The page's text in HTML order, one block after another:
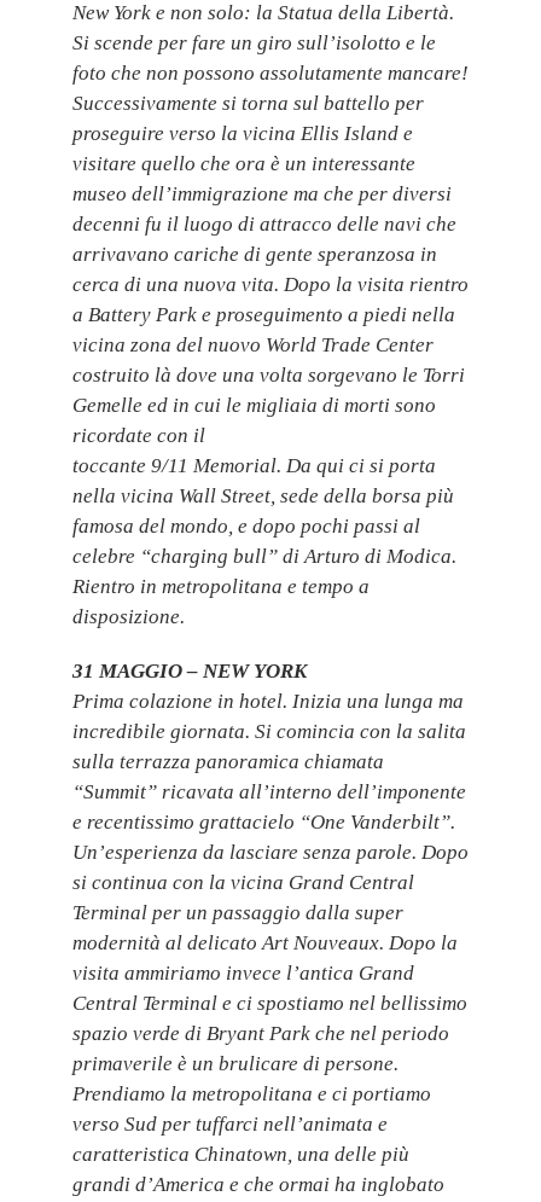
New York e non solo: la Statua della Libertà.
Si scende per fare un giro sull’isolotto e le
foto che non possono assolutamente mancare!
Successivamente si torna sul battello per
proseguire verso la vicina Ellis Island e
visitare quello che ora è un interessante
museo dell’immigrazione ma che per diversi
decenni fu il luogo di attracco delle navi che
arrivavano cariche di gente speranzosa in
cerca di una nuova vita. Dopo la visita rientro
a Battery Park e proseguimento a piedi nella
vicina zona del nuovo World Trade Center
costruito là dove una volta sorgevano le Torri
Gemelle ed in cui le migliaia di morti sono
ricordate con il
toccante 9/11 Memorial. Da qui ci si porta
nella vicina Wall Street, sede della borsa più
famosa del mondo, e dopo pochi passi al
celebre “charging bull” di Arturo di Modica.
Rientro in metropolitana e tempo a
disposizione.
31 MAGGIO – NEW YORK
Prima colazione in hotel. Inizia una lunga ma
incredibile giornata. Si comincia con la salita
sulla terrazza panoramica chiamata
“Summit” ricavata all’interno dell’imponente
e recentissimo grattacielo “One Vanderbilt”.
Un’esperienza da lasciare senza parole. Dopo
si continua con la vicina Grand Central
Terminal per un passaggio dalla super
modernità al delicato Art Nouveaux. Dopo la
visita ammiriamo invece l’antica Grand
Central Terminal e ci spostiamo nel bellissimo
spazio verde di Bryant Park che nel periodo
primaverile è un brulicare di persone.
Prendiamo la metropolitana e ci portiamo
verso Sud per tuffarci nell’animata e
caratteristica Chinatown, una delle più
grandi d’America e che ormai ha inglobato